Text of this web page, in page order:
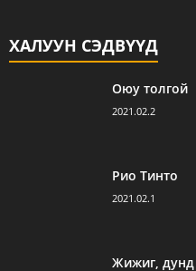
ХАЛУУН СЭДВҮҮД
Оюу толгой
2021.02.2
Рио Тинто
2021.02.1
Жижиг, дунд